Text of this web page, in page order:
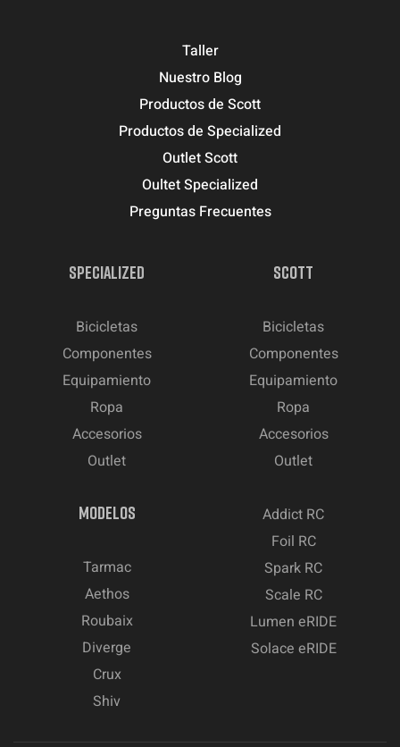
Taller
Nuestro Blog
Productos de Scott
Productos de Specialized
Outlet Scott
Oultet Specialized
Preguntas Frecuentes
SPECIALIZED
Bicicletas
Componentes
Equipamiento
Ropa
Accesorios
Outlet
SCOTT
Bicicletas
Componentes
Equipamiento
Ropa
Accesorios
Outlet
MODELOS
Tarmac
Aethos
Roubaix
Diverge
Crux
Shiv
Addict RC
Foil RC
Spark RC
Scale RC
Lumen eRIDE
Solace eRIDE